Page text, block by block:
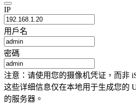
IP
用戶名
密碼
注意：请使用您的摄像机凭证，而非
这些详细信息仅在本地用于生成您的
的服务器。